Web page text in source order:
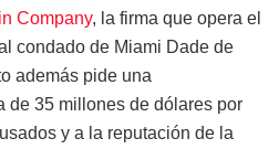
Company, la firma que opera el
condado de Miami Dade de
además pide una
de 35 millones de dólares por
y a la reputación de la